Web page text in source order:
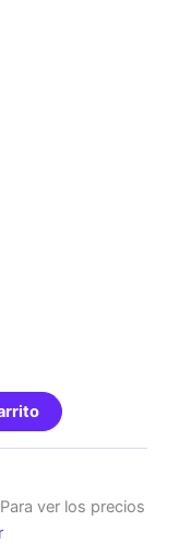
Para ver los precios